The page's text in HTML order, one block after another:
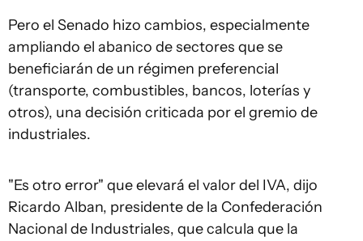
Pero el Senado hizo cambios, especialmente
ampliando el abanico de sectores que se
beneficiarán de un régimen preferencial
(transporte, combustibles, bancos, loterías y
otros), una decisión criticada por el gremio de
industriales.
"Es otro error" que elevará el valor del IVA, dijo
Ricardo Alban, presidente de la Confederación
Nacional de Industriales, que calcula que la